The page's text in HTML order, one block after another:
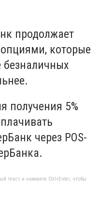
продолжает
которые
безналичных
получения 5%
через POS-
текст и нажмите Ctrl+Enter, чтобы